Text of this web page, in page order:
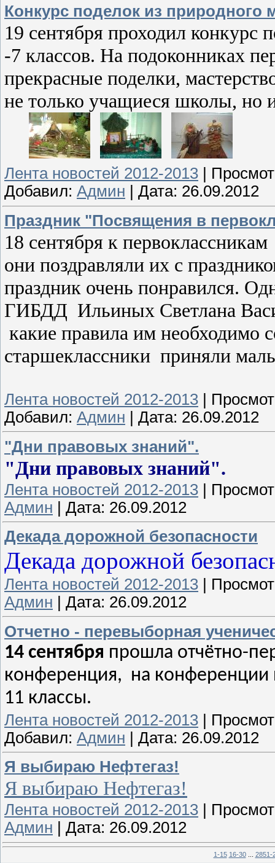
Конкурс поделок из природного
19 сентября проходил конкурс
-7 классов. На подоконниках
прекрасные поделки,
не только учащиеся школы, но
Лента новостей 2012-2013
Добавил: Админ Дата: 26.09.2012
Праздник "Посвящения в
18 сентября к
они поздравляли их с
праздник очень понравился.
ГИБДД Ильиных Светлана
какие правила им необходимо
старшеклассники приняли
Лента новостей 2012-2013
Добавил: Админ Дата: 26.09.2012
"Дни правовых знаний".
"Дни правовых знаний".
Лента новостей 2012-2013 |
Админ | Дата: 26.09.2012
Декада дорожной безопасности
Декада дорожной
Лента новостей 2012-2013
Админ
Дата: 26.09.2012
Отчетно - перевыборная
14 сентября прошла отчётно-
конференция, на конференции
11 классы.
Лента новостей 2012-2013
Добавил: Админ Дата: 26.09.2012
Я выбираю Нефтегаз!
Я выбираю Нефтегаз!
Лента новостей 2012-2013
Админ
Дата: 26.09.2012
1-15 16-30 ... 2851-